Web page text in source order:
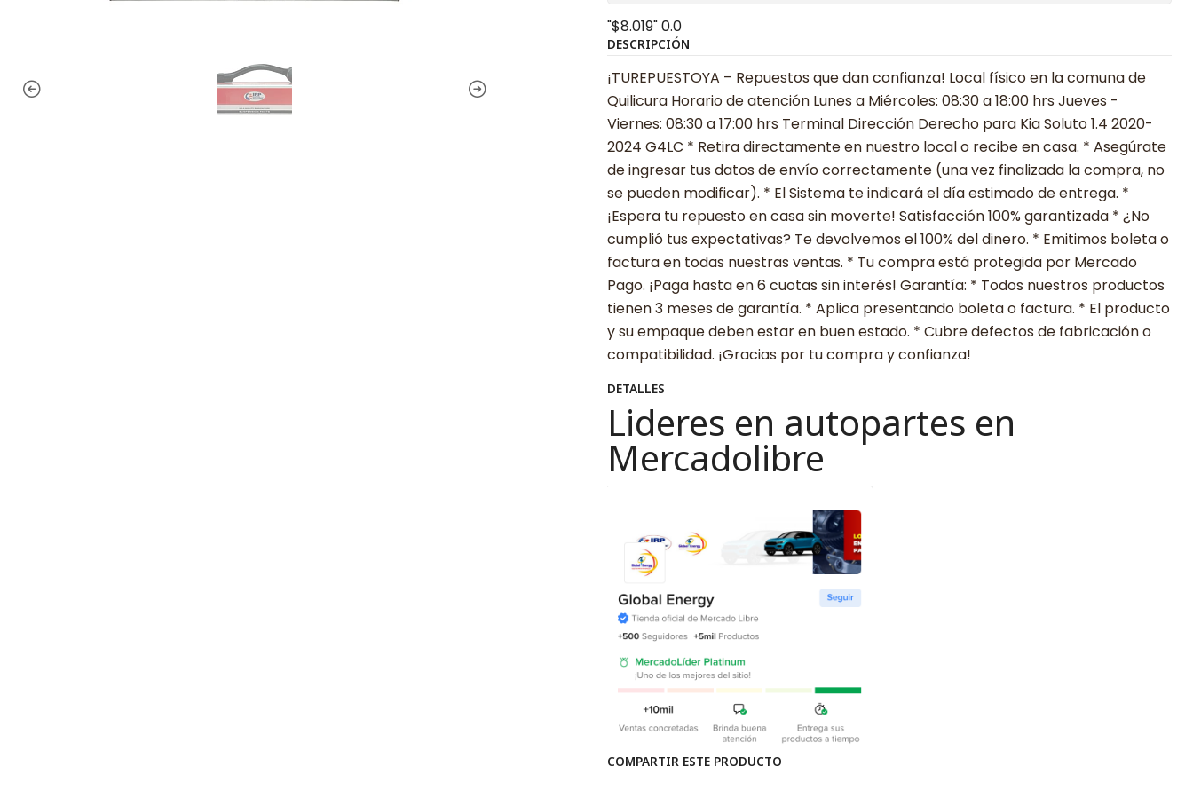
"$8.019"0.0
DESCRIPCIÓN
¡TUREPUESTOYA – Repuestos que dan confianza! Local físico en la comuna de
Quilicura Horario de atención Lunes a Miércoles: 08:30 a 18:00 hrs Jueves -
Viernes: 08:30 a 17:00 hrs Terminal Dirección Derecho para Kia Soluto 1.4 2020-
2024 G4LC * Retira directamente en nuestro local o recibe en casa. * Asegúrate
de ingresar tus datos de envío correctamente (una vez finalizada la compra, no
se pueden modificar). * El Sistema te indicará el día estimado de entrega. *
¡Espera tu repuesto en casa sin moverte! Satisfacción 100% garantizada * ¿No
cumplió tus expectativas? Te devolvemos el 100% del dinero. * Emitimos boleta o
factura en todas nuestras ventas. * Tu compra está protegida por Mercado
Pago. ¡Paga hasta en 6 cuotas sin interés! Garantía: * Todos nuestros productos
tienen 3 meses de garantía. * Aplica presentando boleta o factura. * El producto
y su empaque deben estar en buen estado. * Cubre defectos de fabricación o
compatibilidad. ¡Gracias por tu compra y confianza!
DETALLES
Lideres en autopartes en
Mercadolibre
COMPARTIR ESTE PRODUCTO